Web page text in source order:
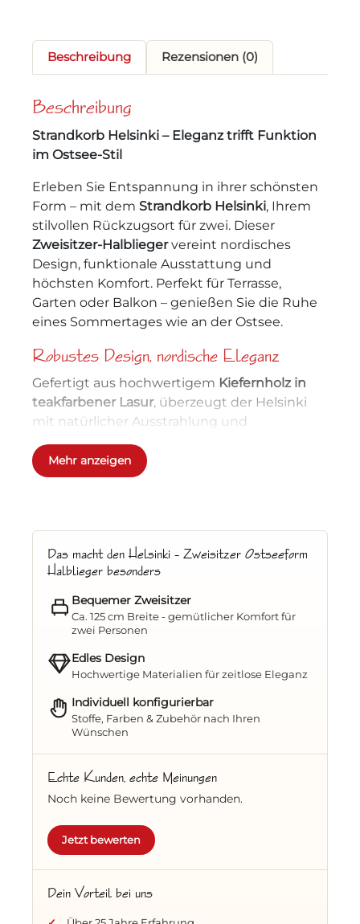
Beschreibung Rezensionen (0)
Beschreibung
Strandkorb Helsinki – Eleganz trifft Funktion
im Ostsee-Stil
Erleben Sie Entspannung in ihrer schönsten
Form – mit dem Strandkorb Helsinki, Ihrem
stilvollen Rückzugsort für zwei. Dieser
Zweisitzer-Halbliegervereint nordisches
Design, funktionale Ausstattung und
höchsten Komfort. Perfekt für Terrasse,
Garten oder Balkon – genießen Sie die Ruhe
eines Sommertages wie an der Ostsee.
Robustes Design, nordische Eleganz
Gefertigt aus hochwertigem Kiefernholz in
teakfarbener Lasur, überzeugt der Helsinki
mit natürlicher Ausstrahlung und
wetterbeständiger Verarbeitung. Das edle
PVC-Geflecht in Anthrazit
Strandkorb eine moderne Optik und macht
Design traditionell ab.
Komfort für zwei – durchdacht bis ins
Detail
Zweisitzer mit Halblieger-Funktion– für
Festpolsterund einSet Nackenkissen–
Höhenverstellbare Fußstützen–
Klapptisch rechts & Klapptisch links
Lektüre
zuverlässiger Schutz bei wechselhaftem
Mehr anzeigen
Das macht den Helsinki – Zweisitzer Ostseeform
Halblieger besonders
Bequemer Zweisitzer
Ca. 125 cm Breite - gemütlicher Komfort für
zwei Personen
Edles Design
Hochwertige Materialien für zeitlose Eleganz
Individuell konfigurierbar
Stoffe, Farben & Zubehör nach Ihren
Wünschen
Echte Kunden, echte Meinungen
Noch keine Bewertung vorhanden.
Jetzt bewerten
Dein Vorteil bei uns